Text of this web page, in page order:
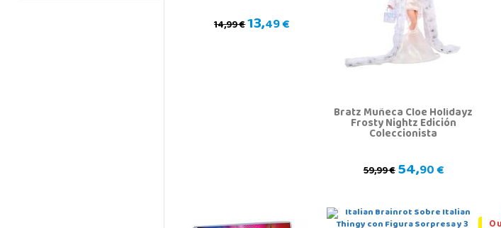
14,99 €13,49 €
Bratz Muñeca Cloe Holidayz
Frosty Nightz Edición
Coleccionista
59,99 €54,90 €